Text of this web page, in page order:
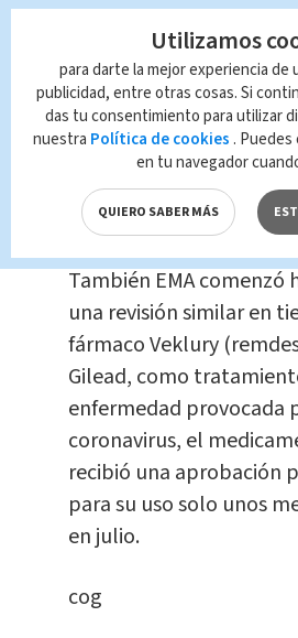
EMA haría
una vez que el examen
completado, a la
que tiene la última
autorizaciones, aunque
el grupo sigue las
de esos investigadores.
También EMA comenzó
una revisión similar en
fármaco Veklury
Gilead, como
enfermedad provocada
coronavirus, el
recibió una aprobación
para su uso solo unos
en julio.
cog
Utilizamos
para darte la mejor experiencia de
publicidad, entre otras cosas. Si
das tu consentimiento para utilizar
nuestra Política de cookies . Puedes
en tu navegador
QUIERO SABER MÁS